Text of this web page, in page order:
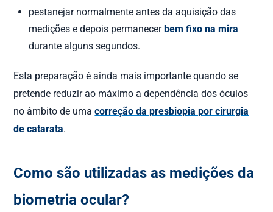
pestanejar normalmente antes da aquisição das
medições e depois permanecer bem fixo na mira
durante alguns segundos.
Esta preparação é ainda mais importante quando se
pretende reduzir ao máximo a dependência dos óculos
no âmbito de umacorreção da presbiopia por cirurgia
de catarata.
Como são utilizadas as medições da
biometria ocular?